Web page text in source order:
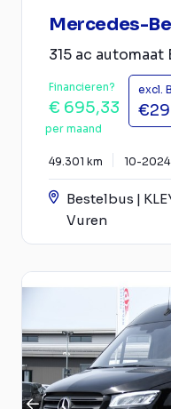
Mercedes-
315 ac automaat
Financieren?
€ 695,33
per maand
excl.
49.301 km 10-2024
Bestelbus |
Vuren